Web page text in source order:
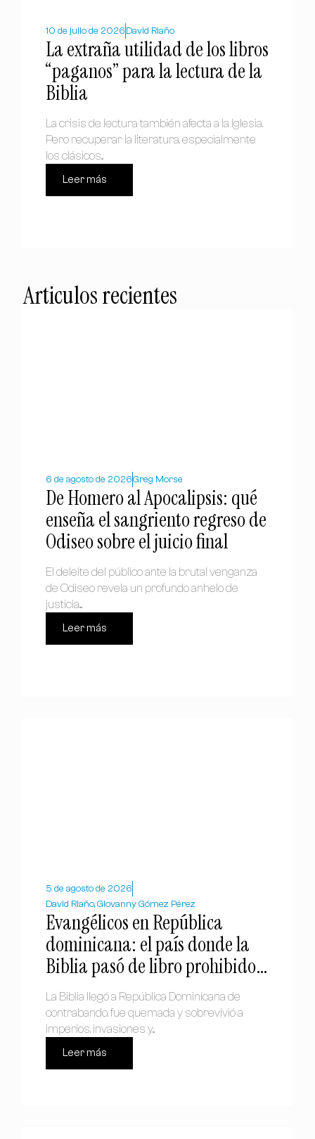
10 de julio de 2026 David Riaño
La extraña utilidad de los libros
“paganos” para la lectura de la
Biblia
La crisis de lectura también afecta a la Iglesia.
Pero recuperar la literatura, especialmente
los clásicos...
Leer más
Articulos recientes
6 de agosto de 2026Greg Morse
De Homero al Apocalipsis: qué
enseña el sangriento regreso de
Odiseo sobre el juicio final
El deleite del público ante la brutal venganza
de Odiseo revela un profundo anhelo de
justicia....
Leer más
5 de agosto de 2026
David Riaño, Giovanny Gómez Pérez
Evangélicos en República
dominicana: el país donde la
Biblia pasó de libro prohibido a
símbolo nacional
La Biblia llegó a República Dominicana de
contrabando, fue quemada y sobrevivió a
imperios, invasiones y...
Leer más